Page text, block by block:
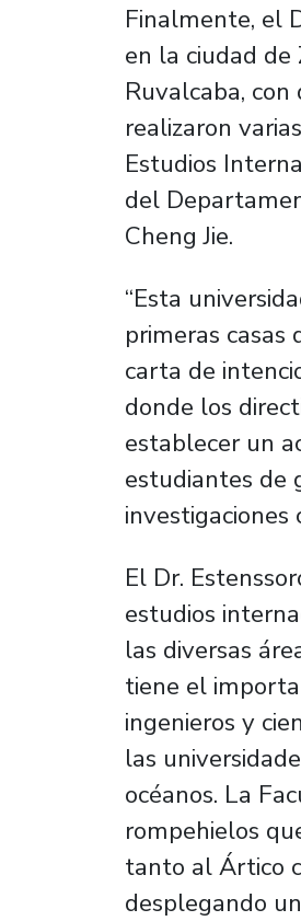
Finalmente, el
en la ciudad de
Ruvalcaba,
realizaron
Estudios
del
Cheng Jie.
“Esta
primeras casas
carta de
donde los
establecer un
estudiantes de
investigaciones
El Dr.
estudios
las diversas
tiene el
ingenieros y
las
océanos. La
rompehielos
tanto al Ártico
desplegando